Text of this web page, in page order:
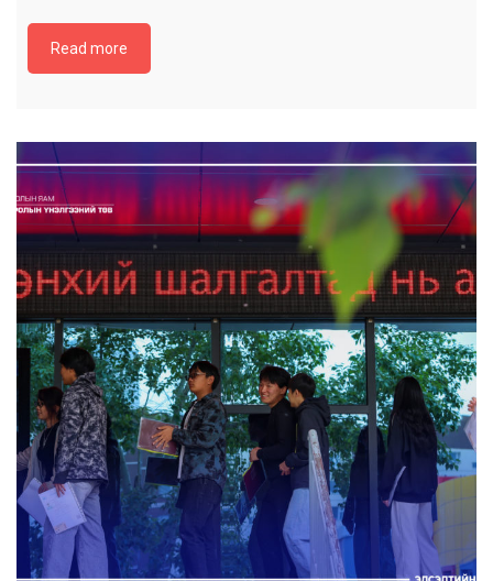
Read more